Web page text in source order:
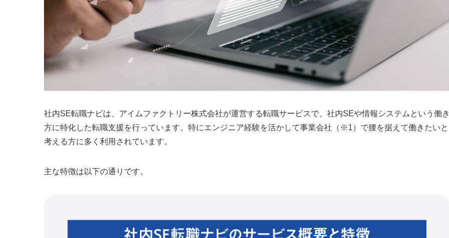
社内SE転職ナビは、アイムファクトリー株式会社が運営する転職サービスで、社内SEや情報システムという働き
方に特化した転職支援を行っています。特にエンジニア経験を活かして事業会社（※1）で腰を据えて働きたいと
考える方に多く利用されています。
主な特徴は以下の通りです。